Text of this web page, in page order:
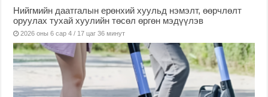
Нийгмийн даатгалын ерөнхий хуульд нэмэлт, өөрчлөлт
оруулах тухай хуулийн төсөл өргөн мэдүүлэв
2026 оны 6 сар 4 / 17 цаг 36 минут